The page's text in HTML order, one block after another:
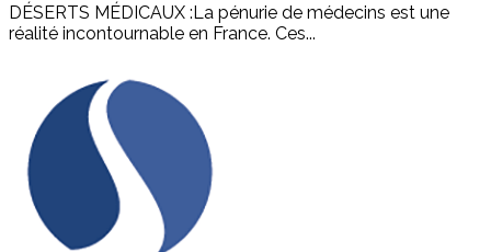
DÉSERTS MÉDICAUX :La pénurie de médecins est une
réalité incontournable en France. Ces...